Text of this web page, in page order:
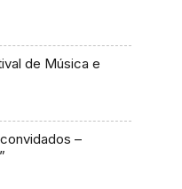
de Música e
–